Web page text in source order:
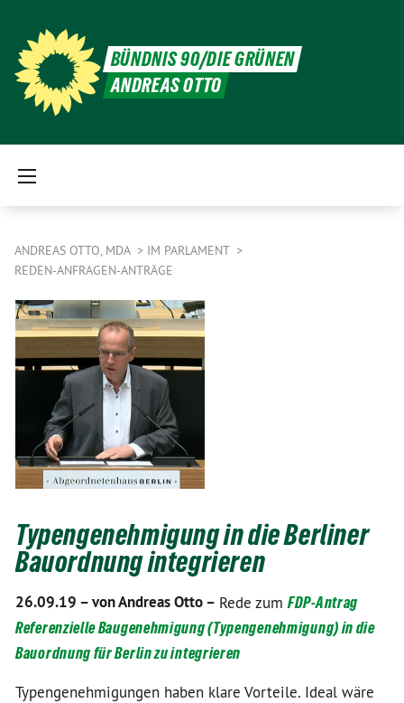
BÜNDNIS 90/DIE GRÜNEN
ANDREAS OTTO
ANDREAS OTTO, MDA
IM PARLAMENT
REDEN-ANFRAGEN-ANTRÄGE
Typengenehmigung in die Berliner
Bauordnung integrieren
26.09.19 –von Andreas Otto – Rede zumFDP-Antrag
Referenzielle Baugenehmigung (Typengenehmigung) in die
Bauordnung für Berlin zu integrieren
Typengenehmigungen haben klare Vorteile. Ideal wäre